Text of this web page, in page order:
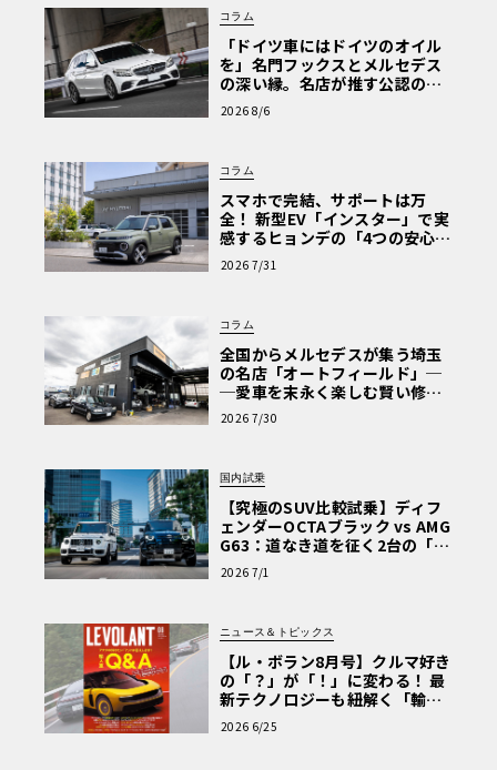
コラム
「ドイツ車にはドイツのオイル
を」名門フックスとメルセデス
の深い縁。名店が推す公認の安
心と、Cクラスで味わうシルキー
な走り〈PR〉
2026 8/6
コラム
スマホで完結、サポートは万
全！ 新型EV「インスター」で実
感するヒョンデの「4つの安心」
【第1回・ヒョンデ6つの疑問：
Why? Hyundai?】〈PR〉
2026 7/31
コラム
全国からメルセデスが集う埼玉
の名店「オートフィールド」─
─愛車を末永く楽しむ賢い修理
術と、プロがフックス製オイル
を選ぶ理由〈PR〉
2026 7/30
国内試乗
【究極のSUV比較試乗】ディフ
ェンダーOCTAブラック vs AMG
G63：道なき道を征く2台の「対
極的アプローチ」
2026 7/1
ニュース＆トピックス
【ル・ボラン8月号】クルマ好き
の「？」が「！」に変わる！ 最
新テクノロジーも紐解く「輸入
車Q&A」
2026 6/25